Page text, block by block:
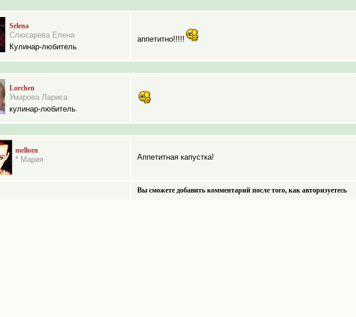
Selena
Слюсарева Елена
Кулинар-любитель
аппетитно!!!!!
Lorchen
Умарова Лариса
кулинар-любитель
mellorn
* Мария Аппетитная капустка!
Вы сможете добавить комментарий после того, как авторизуетесь